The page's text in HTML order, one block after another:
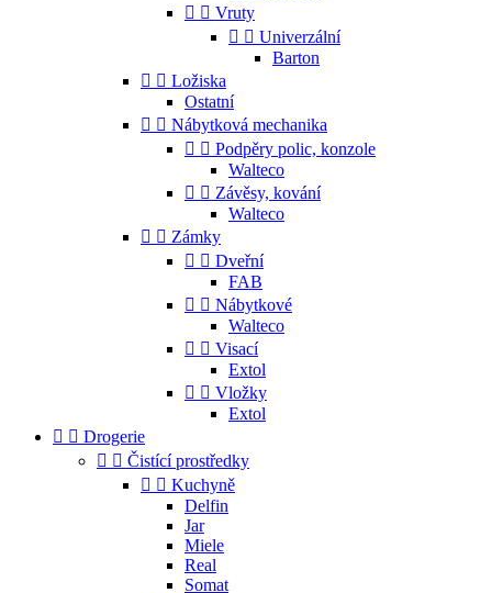
  Vruty
  Univerzální
Barton
  Ložiska
Ostatní
  Nábytková mechanika
  Podpěry polic, konzole
Walteco
  Závěsy, kování
Walteco
  Zámky
  Dveřní
FAB
  Nábytkové
Walteco
  Visací
Extol
  Vložky
Extol
  Drogerie
  Čistící prostředky
  Kuchyně
Delfin
Jar
Miele
Real
Somat